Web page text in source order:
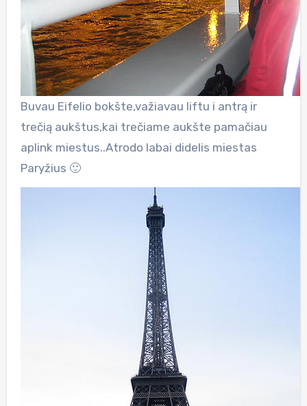
Buvau Eifelio bokšte,važiavau liftu i antrą ir
trečią aukštus,kai trečiame aukšte pamačiau
aplink miestus..Atrodo labai didelis miestas
Paryžius 🙂